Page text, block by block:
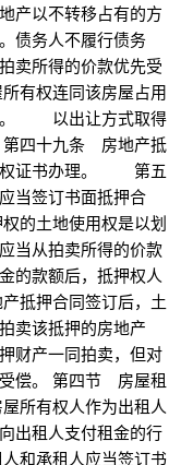
产以不转移占有的方
债务人不履行债务
卖所得的价款优先受
权连同该房屋占用
。 以出让方式取得
四十九条 房地产抵
权证书办理。 第五
当签订书面抵押合
土地使用权是以划
当从拍卖所得的价款
的款额后，抵押权人
押合同签订后，土
卖该抵押的房地产
财产一同拍卖，但对
偿。 第四节 房屋租
有权人作为出租人
出租人支付租金的行
承租人应当签订书